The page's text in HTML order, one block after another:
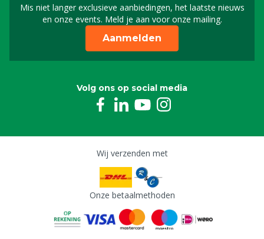
Mis niet langer exclusieve aanbiedingen, het laatste nieuws
en onze events. Meld je aan voor onze mailing.
Schrijf je in voor onze
Aanmelden
Volg ons op social media
Wij verzenden met
Onze betaalmethoden